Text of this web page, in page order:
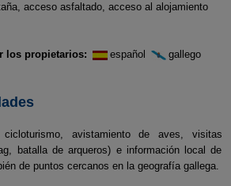
acceso asfaltado, acceso al alojamiento
los propietarios: español
gallego
cicloturismo, avistamiento de aves, visitas
batalla de arqueros) e información local de
de puntos cercanos en la geografía gallega.